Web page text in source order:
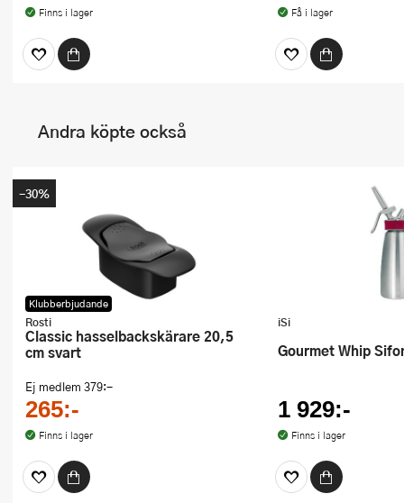
Finns i lager Få i lager
Andra köpte också
Klubberbjudande
Rosti
Classic hasselbackskärare 20,5
cm svart
Ej medlem 379:-
265:-
Finns i lager
-30%
iSi
Gourmet Whip
1 929:-
Finns i lager